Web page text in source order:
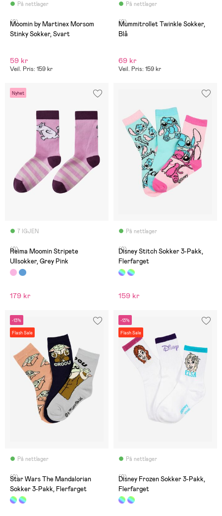
På nettlager
(0)
Moomin by Martinex Morsom
Stinky Sokker, Svart
59 kr
Veil. Pris: 159 kr
På nettlager
(0)
Mummitrollet Twinkle Sokker,
Blå
69 kr
Veil. Pris: 159 kr
Nyhet
7 IGJEN
(0)
Reima Moomin Stripete
Ullsokker, Grey Pink
179 kr
På nettlager
(0)
Disney Stitch Sokker 3-Pakk,
Flerfarget
159 kr
-13%
Flash Sale
På nettlager
(0)
Star Wars The Mandalorian
Sokker 3-Pakk, Flerfarget
-13%
Flash Sale
På nettlager
(0)
Disney Frozen Sokker 3-Pakk,
Flerfarget